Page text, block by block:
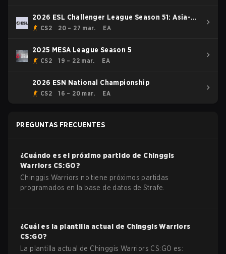
2026 ESL Challenger League Season 51: Asia-
Pacific - Cup #2
CS2 20 – 27 mar. EA
2025 MESA League Season 5
CS2 19 – 22 mar. EA
2026 ESN National Championship
CS2 16 – 20 mar. EA
PREGUNTAS FRECUENTES
¿Cuándo es el próximo partido de Chinggis
Warriors CS:GO?
Chinggis Warriors no tiene próximos partidas
programados en la base de datos de Strafe.
¿Cuál es la plantilla actual de Chinggis Warriors
CS:GO?
La plantilla actual de Chinggis Warriors CS:GO es: